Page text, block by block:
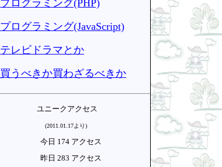
プログラミング(PHP)
プログラミング(JavaScript)
テレビドラマとか
買うべきか買わざるべきか
ユニークアクセス
(2011.01.17より)
今日 174 アクセス
昨日 283 アクセス